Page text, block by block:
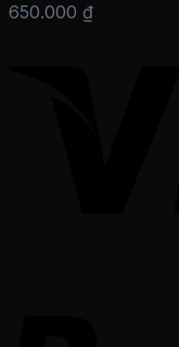
650.000 ₫